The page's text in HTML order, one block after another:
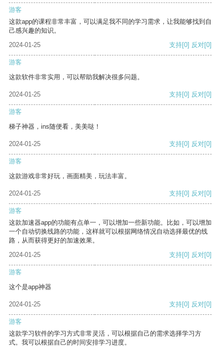
游客
这款app的课程非常丰富，可以满足我不同的学习需求，让我能够找到自
己感兴趣的知识。
2024-01-25
支持[0] 反对[0]
游客
这款软件非常实用，可以帮助我解决很多问题。
2024-01-25 支持[0] 反对[0]
游客
梯子神器，ins随便看，美美哒！
2024-01-25 支持[0] 反对[0]
游客
这款游戏非常好玩，画面精美，玩法丰富。
2024-01-25 支持[0] 反对[0]
游客
这款加速器app的功能有点单一，可以增加一些新功能。比如，可以增加
一个自动切换线路的功能，这样就可以根据网络情况自动选择最优的线
路，从而获得更好的加速效果。
2024-01-25
支持[0] 反对[0]
游客
这个是app神器
2024-01-25 支持[0] 反对[0]
游客
这款学习软件的学习方式非常灵活，可以根据自己的需求选择学习方
式。我可以根据自己的时间安排学习进度。